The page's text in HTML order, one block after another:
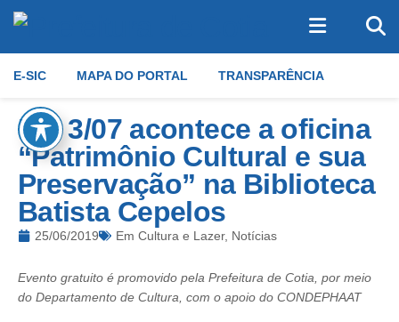
E-SIC MAPA DO PORTAL TRANSPARÊNCIA
Dia 3/07 acontece a oficina
“Patrimônio Cultural e sua
Preservação” na Biblioteca
Batista Cepelos
25/06/2019 Em Cultura e Lazer, Notícias
Evento gratuito é promovido pela Prefeitura de Cotia, por meio
do Departamento de Cultura, com o apoio do CONDEPHAAT